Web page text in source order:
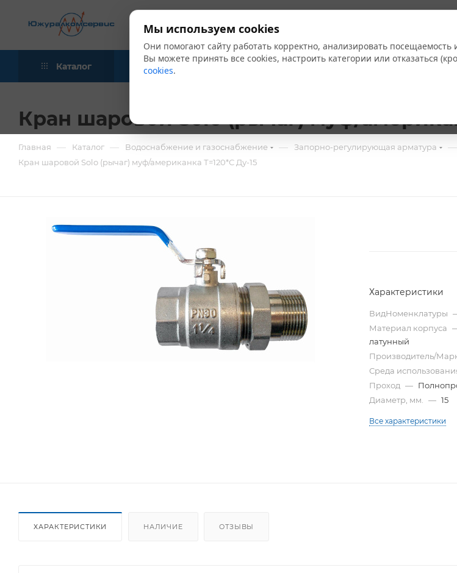
Каталог Акции Бренды
Кран шаровой Solo (рычаг) муф/
Главная — Каталог — Водоснабжение и газоснабжение — Запорно-регулирующая арматура —
Кран шаровой Solo (рычаг) муф/американка Т=120*С Ду-15
Характеристики
ВидНоменклатуры
Материал корпуса
латунный
Производитель/
Среда
Проход —
Диаметр, мм.
— 15
Все характеристики
ХАРАКТЕРИСТИКИ НАЛИЧИЕ ОТЗЫВЫ
Мы используем cookies
Они помогают сайту работать корректно, анализировать
Вы можете принять все cookies, настроить категории или отказаться
cookies.